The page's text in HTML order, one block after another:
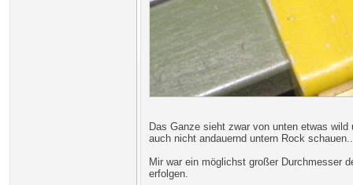
Das Ganze sieht zwar von unten etwas
auch nicht andauernd untern Rock
Mir war ein möglichst großer Durchmesser
erfolgen.